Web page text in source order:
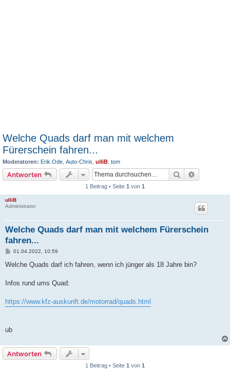
Welche Quads darf man mit welchem
Fürerschein fahren...
Moderatoren: Erik.Ode Auto-Chris ulliB tom
Antworten Suche
1 Beitrag • Seite 1 von 1
ulliB
Administrator
Welche Quads darf man mit welchem Fürerschein
fahren...
B
i
a
01.04.2022, 10:59
Welche Quads darf ich fahren, wenn ich jünger als 18 Jahre bin?
Infos rund ums Quad:
https://www.kfz-auskunft.de/motorrad/quads.html
ub
Antworten
1 Beitrag • Seite 1 von 1